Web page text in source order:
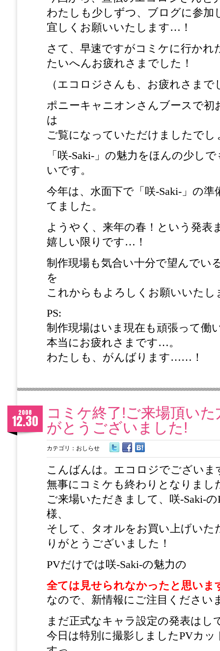
わたしも少しずつ、ブログに参加
宜しくお願いいたします…！
さて、早速ですがコミケに行か
たいへんお疲れさまでした！
（エコロジさんも、お疲れさまで
ポニーキャニオンさんブースで初
は
ご覧になっていただけましたで
「咲-Saki-」の魅力をほんの少し
いです。
今年は、水面下で「咲-Saki-」の
てました。
ようやく、来年の春！という発表
嬉しい限りです…！
制作現場も気合い十分で望んでい
を
これからもよろしくお願いいたし
PS:
制作現場はいま現在も頑張って働
本当にお疲れさまです…。
わたしも、がんばります……！
コミケ終了!ご来場頂い
がとうございました!
2008
12.30
カテゴリ： おしらせ
こんばんは。エコロジでございま
無事にコミケも終わりとなりまし
ご来場いただきまして、咲-Saki-
様、
そして、タオルをお買い上げいた
りがとうございました！
PVだけでは咲-Saki-の魅力の
全ては見せられなかったと思いま
なので、新情報にご注目ください
まだ正式なキャラ設定の発表はし
今日は特別に撮影しましたPVカ